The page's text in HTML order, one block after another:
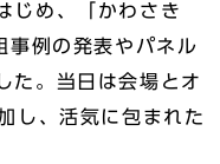
じめ、「かわさき
事例の発表やパネル
た。当日は会場とオ
し、活気に包まれた